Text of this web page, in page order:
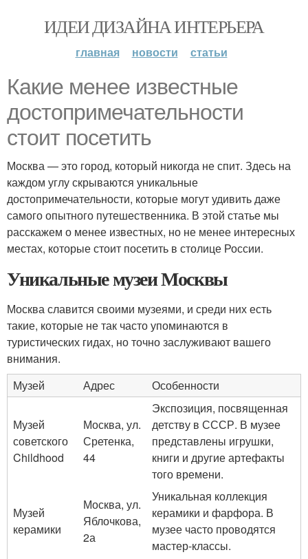
ИДЕИ ДИЗАЙНА ИНТЕРЬЕРА
главная новости статьи
Какие менее известные
достопримечательности
стоит посетить
Москва — это город, который никогда не спит. Здесь на
каждом углу скрываются уникальные
достопримечательности, которые могут удивить даже
самого опытного путешественника. В этой статье мы
расскажем о менее известных, но не менее интересных
местах, которые стоит посетить в столице России.
Уникальные музеи Москвы
Москва славится своими музеями, и среди них есть
такие, которые не так часто упоминаются в
туристических гидах, но точно заслуживают вашего
внимания.
Музей
Адрес Особенности
Музей
советского
Childhood
Москва, ул.
Сретенка,
44
Экспозиция, посвященная
детству в СССР. В музее
представлены игрушки,
книги и другие артефакты
того времени.
Музей
керамики
Москва, ул.
Яблочкова,
2а
Уникальная коллекция
керамики и фарфора. В
музее часто проводятся
мастер-классы.